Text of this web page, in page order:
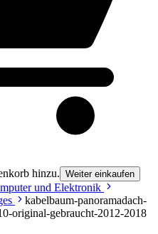
hinzu. Weiter einkaufen
und Elektronik
kabelbaum-panoramadach-
original-gebraucht-2012-2018